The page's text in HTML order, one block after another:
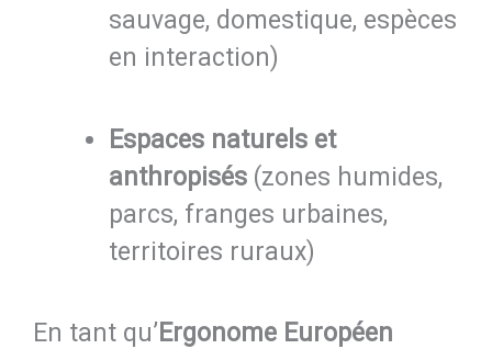
sauvage, domestique, espèces
en interaction)
Espaces naturels et
anthropisés (zones humides,
parcs, franges urbaines,
territoires ruraux)
En tant qu’ Ergonome Européen